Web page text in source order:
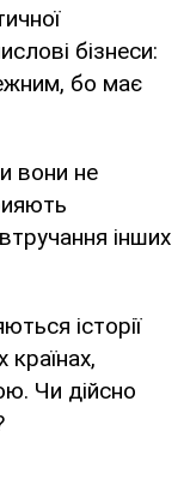
бізнеси:
бо має
вони не
інших
історії
країнах,
Чи дійсно